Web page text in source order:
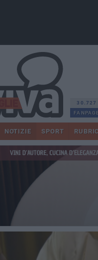
30.727
NOTIZIE SPORT